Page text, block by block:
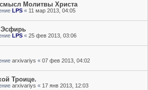
Молитвы Христа
LPS « 11 мар 2013, 04:05
Эсфирь
LPS « 25 фев 2013, 03:06
arxivariys « 07 фев 2013, 04:02
Троице.
arxivariys « 17 янв 2013, 12:03